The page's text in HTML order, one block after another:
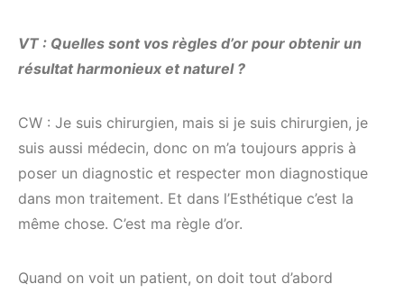
VT : Quelles sont vos règles d’or pour obtenir un
résultat harmonieux et naturel ?
CW : Je suis chirurgien, mais si je suis chirurgien, je
suis aussi médecin, donc on m’a toujours appris à
poser un diagnostic et respecter mon diagnostique
dans mon traitement. Et dans l’Esthétique c’est la
même chose. C’est ma règle d’or.
Quand on voit un patient, on doit tout d’abord